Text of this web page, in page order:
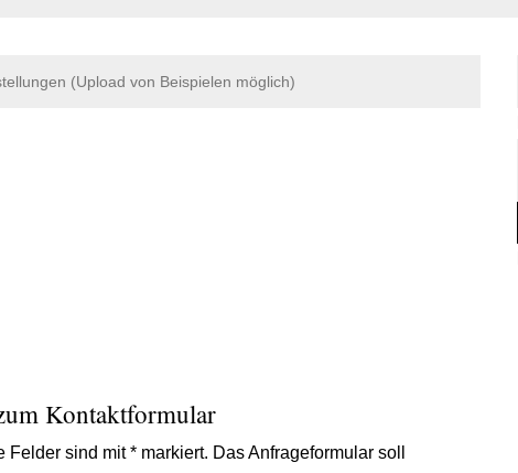
Kontaktformular
Felder sind mit * markiert. Das Anfrageformular soll